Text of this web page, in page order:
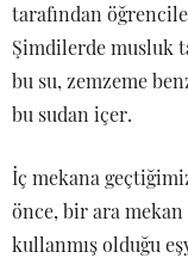
tarafından
Şimdilerde musluk
bu su, zemzeme
bu sudan içer.
İç mekana
önce, bir ara
kullanmış olduğu